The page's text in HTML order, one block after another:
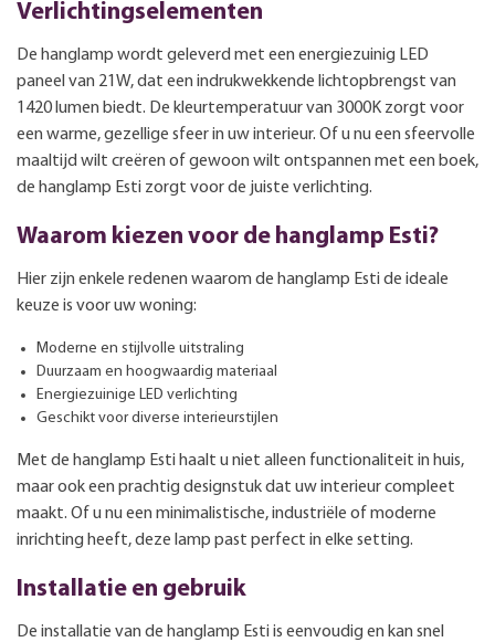
Verlichtingselementen
De hanglamp wordt geleverd met een energiezuinig LED
paneel van 21W, dat een indrukwekkende lichtopbrengst van
1420 lumen biedt. De kleurtemperatuur van 3000K zorgt voor
een warme, gezellige sfeer in uw interieur. Of u nu een sfeervolle
maaltijd wilt creëren of gewoon wilt ontspannen met een boek,
de hanglamp Esti zorgt voor de juiste verlichting.
Waarom kiezen voor de hanglamp Esti?
Hier zijn enkele redenen waarom de hanglamp Esti de ideale
keuze is voor uw woning:
Moderne en stijlvolle uitstraling
Duurzaam en hoogwaardig materiaal
Energiezuinige LED verlichting
Geschikt voor diverse interieurstijlen
Met de hanglamp Esti haalt u niet alleen functionaliteit in huis,
maar ook een prachtig designstuk dat uw interieur compleet
maakt. Of u nu een minimalistische, industriële of moderne
inrichting heeft, deze lamp past perfect in elke setting.
Installatie en gebruik
De installatie van de hanglamp Esti is eenvoudig en kan snel